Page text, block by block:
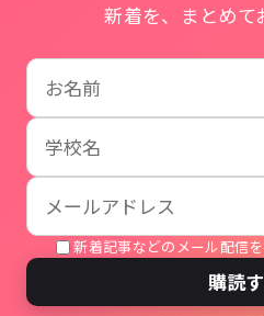
新着を、まとめて
お名前
学校名
メールアドレス
新着記事などのメール配信
購読